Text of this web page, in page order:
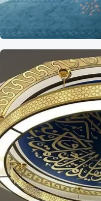
Referans
Tbmm
Camii